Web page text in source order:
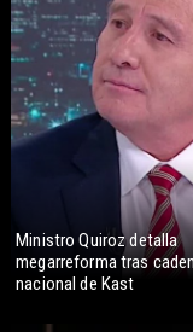
Ministro Quiroz detalla
megarreforma tras
nacional de Kast